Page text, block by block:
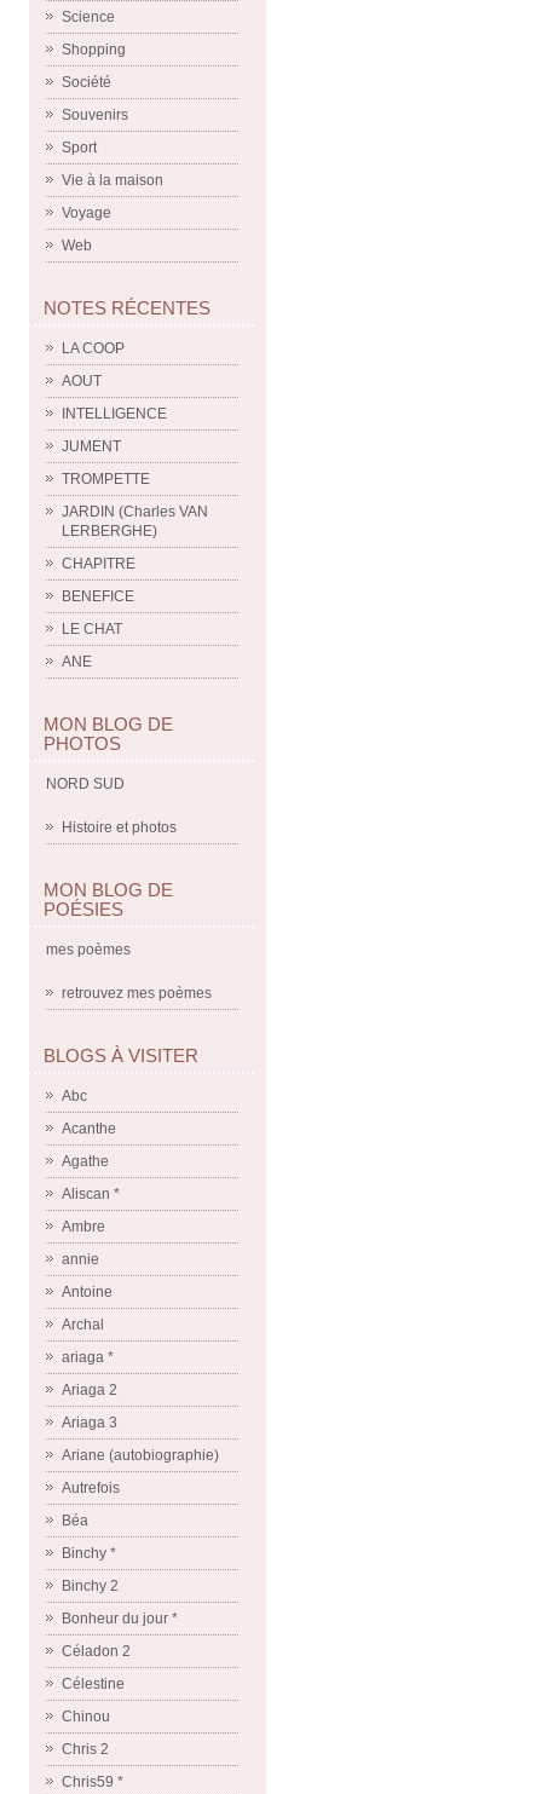
Science
Shopping
Société
Souvenirs
Sport
Vie à la maison
Voyage
Web
NOTES RÉCENTES
LA COOP
AOUT
INTELLIGENCE
JUMENT
TROMPETTE
JARDIN (Charles VAN
LERBERGHE)
CHAPITRE
BENEFICE
LE CHAT
ANE
MON BLOG DE
PHOTOS
NORD SUD
Histoire et photos
MON BLOG DE
POÉSIES
mes poèmes
retrouvez mes poèmes
BLOGS À VISITER
Abc
Acanthe
Agathe
Aliscan *
Ambre
annie
Antoine
Archal
ariaga *
Ariaga 2
Ariaga 3
Ariane (autobiographie)
Autrefois
Béa
Binchy *
Binchy 2
Bonheur du jour *
Céladon 2
Célestine
Chinou
Chris 2
Chris59 *